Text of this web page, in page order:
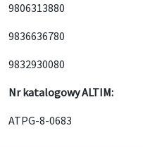
9806313880
9836636780
9832930080
Nr katalogowy ALTIM:
ATPG-8-0683